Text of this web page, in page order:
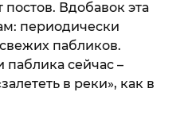
Вдобавок эта
периодически
пабликов.
паблика сейчас –
в реки», как в